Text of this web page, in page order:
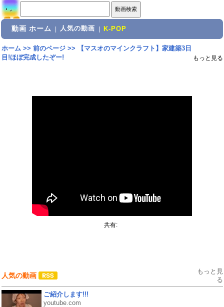
動画 ホーム 人気の動画 K-POP
ホーム>> 前のページ>>
【マスオのマインクラフト】家建築3日
目!ほぼ完成したぞー!
もっと見る
共有:
人気の動画
もっと見
る
ご紹介します!!!
youtube.com